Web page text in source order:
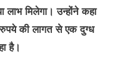
लाभ मिलेगा। उन्होंने कहा
की लागत से एक दुग्ध
है।